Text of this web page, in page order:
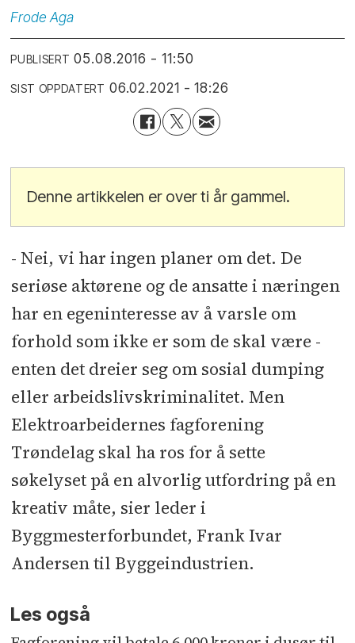
Frode Aga
PUBLISERT 05.08.2016 - 11:50
SIST OPPDATERT 06.02.2021 - 18:26
Denne artikkelen er over ti år gammel.
- Nei, vi har ingen planer om det. De
seriøse aktørene og de ansatte i næringen
har en egeninteresse av å varsle om
forhold som ikke er som de skal være -
enten det dreier seg om sosial dumping
eller arbeidslivskriminalitet. Men
Elektroarbeidernes fagforening
Trøndelag skal ha ros for å sette
søkelyset på en alvorlig utfordring på en
kreativ måte, sier leder i
Byggmesterforbundet, Frank Ivar
Andersen til Byggeindustrien.
Les også